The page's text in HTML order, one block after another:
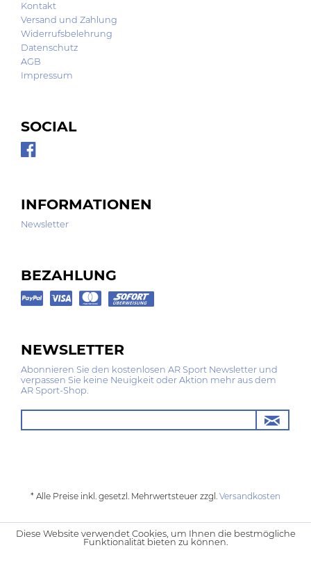
Kontakt
Versand und Zahlung
Widerrufsbelehrung
Datenschutz
AGB
Impressum
SOCIAL
INFORMATIONEN
Newsletter
BEZAHLUNG
NEWSLETTER
Abonnieren Sie den kostenlosen AR Sport Newsletter und
verpassen Sie keine Neuigkeit oder Aktion mehr aus dem
AR Sport-Shop.
* Alle Preise inkl. gesetzl. Mehrwertsteuer zzgl. Versandkosten
Diese Website verwendet Cookies, um Ihnen die bestmögliche
Funktionalität bieten zu können.